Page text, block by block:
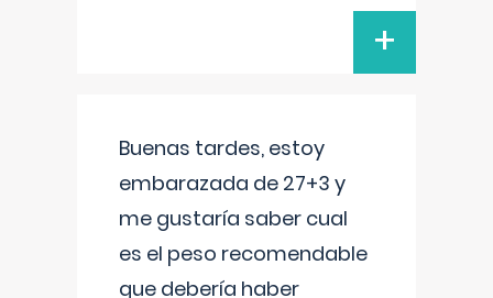
+
Buenas tardes, estoy
embarazada de 27+3 y
me gustaría saber cual
es el peso recomendable
que debería haber